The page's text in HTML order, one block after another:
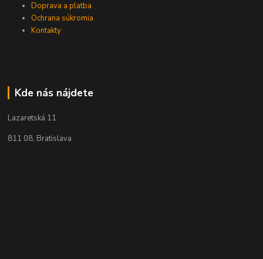
Doprava a platba
Ochrana súkromia
Kontakty
Kde nás nájdete
Lazaretská 11
811 08, Bratislava